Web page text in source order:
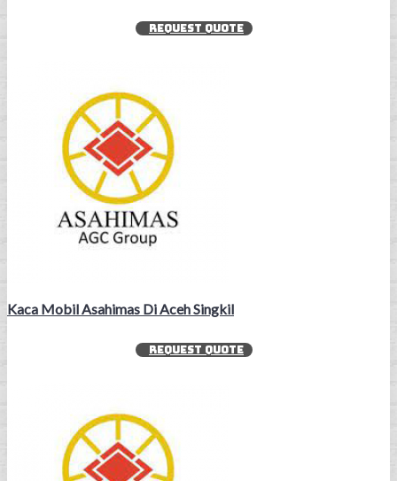
REQUEST QUOTE
Kaca Mobil Asahimas Di Aceh Singkil
REQUEST QUOTE